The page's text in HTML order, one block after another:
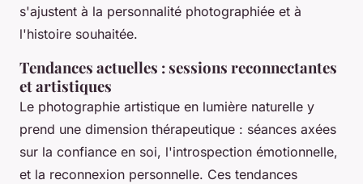
s'ajustent à la personnalité photographiée et à
l'histoire souhaitée.
Tendances actuelles : sessions reconnectantes
et artistiques
Le photographie artistique en lumière naturelle y
prend une dimension thérapeutique : séances axées
sur la confiance en soi, l'introspection émotionnelle,
et la reconnexion personnelle. Ces tendances